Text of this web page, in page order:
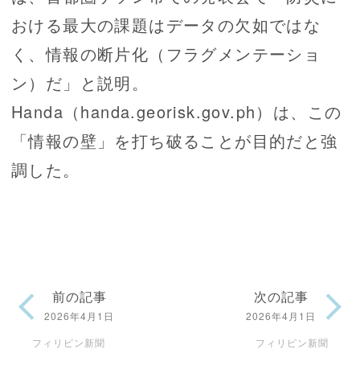
おける最大の課題はデータの欠如ではな
く、情報の断片化（フラグメンテーショ
ン）だ」と説明。
Handa（handa.georisk.gov.ph）は、この
「情報の壁」を打ち破ることが目的だと強
調した。
前の記事
2026年4月1日
フィリピン新聞
次の記事
2026年4月1日
フィリピン新聞